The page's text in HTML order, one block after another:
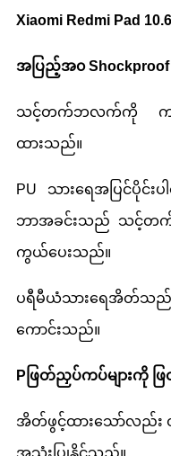
Xiaomi Redmi Pad
အပြည့်အ၀ Shockproof
သင့်တက်ဘလက်ကို ကာ
ထားသည်။
PU သားရေအပြင်ပိုင်း
ဘာအခင်းသည် သင့်တက်
ကွယ်ပေးသည်။
ပရီမီယံသားရေအိတ်သ
ကောင်းသည်။
P ဖြတ်ညှပ်ကပ်များကို ဖြ
အိတ်ဖွင့်ထားသော်လည်း
အသုံးပြုနိုင်သည်။